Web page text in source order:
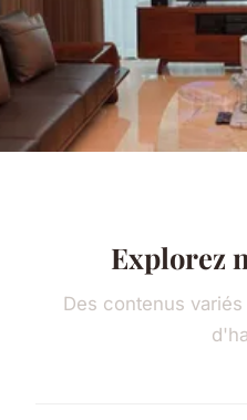
Explorez
Des contenus